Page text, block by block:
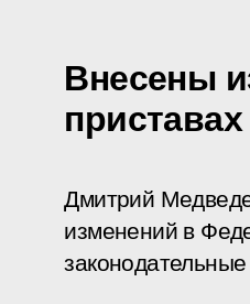
Внесены
приставах
Дмитрий
изменений в